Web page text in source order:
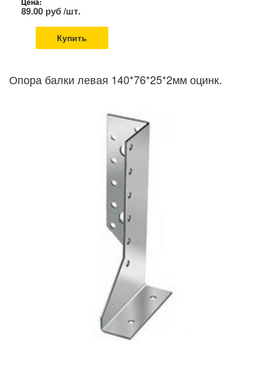
89.00 руб /шт.
Купить
Опора балки левая 140*76*25*2мм оцинк.